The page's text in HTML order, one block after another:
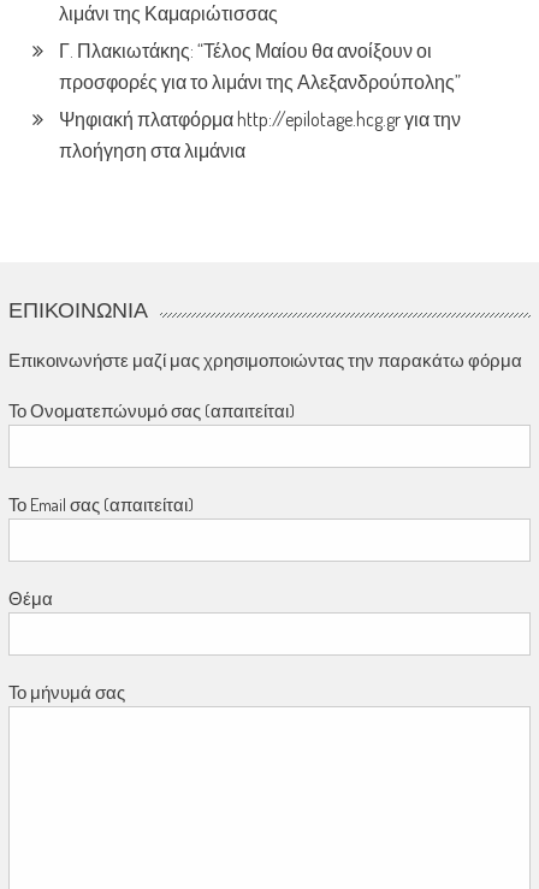
λιμάνι της Καμαριώτισσας
Γ. Πλακιωτάκης: “Τέλος Μαίου θα ανοίξουν οι
προσφορές για το λιμάνι της Αλεξανδρούπολης”
Ψηφιακή πλατφόρμα http://epilotage.hcg.gr για την
πλοήγηση στα λιμάνια
ΕΠΙΚΟΙΝΩΝΊΑ
Επικοινωνήστε μαζί μας χρησιμοποιώντας την παρακάτω φόρμα
Το Ονοματεπώνυμό σας (απαιτείται)
Το Email σας (απαιτείται)
Θέμα
Το μήνυμά σας